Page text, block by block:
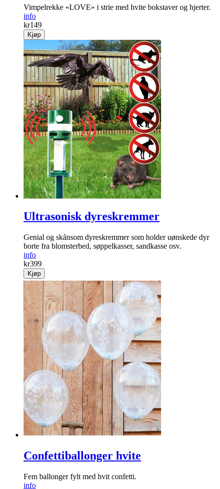
Vimpel «Love»
Vimpelrekke «LOVE» i strie med hvite bokstaver og hjerter.
info
kr149
Kjøp
Ultrasonisk dyreskremmer
Genial og skånsom dyre­skremmer som holder uønskede dyr
borte fra blomsterbed, søppelkasser, sandkasse osv.
info
kr399
Kjøp